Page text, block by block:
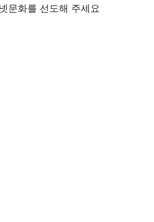
문화를 선도해 주세요